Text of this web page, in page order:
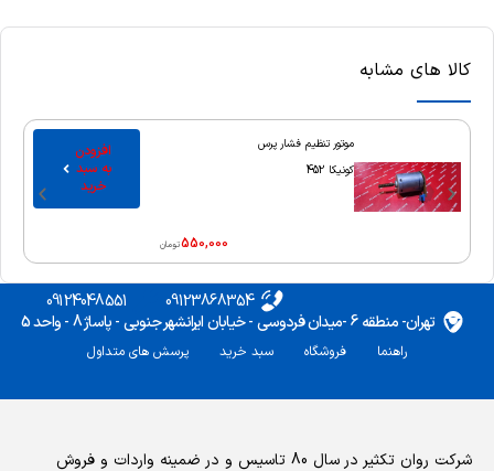
کالا های مشابه
موتور تنظیم فشار پرس
کونیکا 452
550,000تومان
افزودن
به سبد
خرید
تهران- منطقه 6 -میدان فردوسی - خیابان ایرانشهر جنوبی - پاساژ 8 - واحد 5
09123868354
09124048551
راهنما فروشگاه سبد خرید پرسش های متداول
شرکت روان تکثیر در سال 80 تاسیس و در ضمینه واردات و فروش